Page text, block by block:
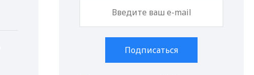
Подписаться